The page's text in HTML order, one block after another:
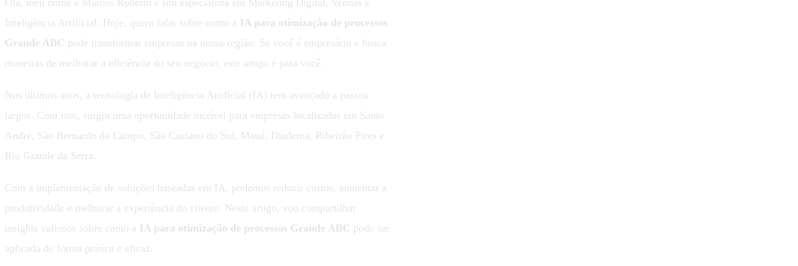
Inteligência Artificial. Hoje, quero falar sobre como a IA para otimização de processos
Grande ABC pode transformar empresas na nossa região. Se você é empresário e busca
maneiras de melhorar a eficiência do seu negócio, este artigo é para você.
Nos últimos anos, a tecnologia de Inteligência Artificial (IA) tem avançado a passos
largos. Com isso, surgiu uma oportunidade incrível para empresas localizadas em Santo
André, São Bernardo do Campo, São Caetano do Sul, Mauá, Diadema, Ribeirão Pires e
Rio Grande da Serra.
Com a implementação de soluções baseadas em IA, podemos reduzir custos, aumentar a
produtividade e melhorar a experiência do cliente. Neste artigo, vou compartilhar
insights valiosos sobre como a IA para otimização de processos Grande ABC pode ser
aplicada de forma prática e eficaz.